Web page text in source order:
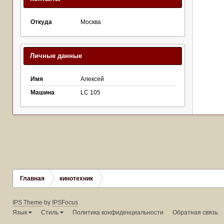
Откуда Москва
Личные данные
Имя
Алексей
Машина
LC 105
Главная кинотехник
IPS Theme by IPSFocus
Язык
Стиль Политика конфиденциальности Обратная связь